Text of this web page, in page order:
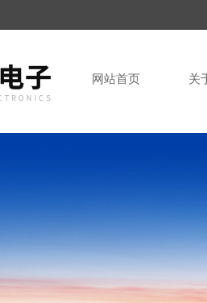
网站首页 关